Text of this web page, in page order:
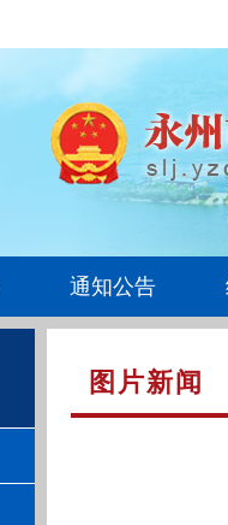
通知公告
图片新闻